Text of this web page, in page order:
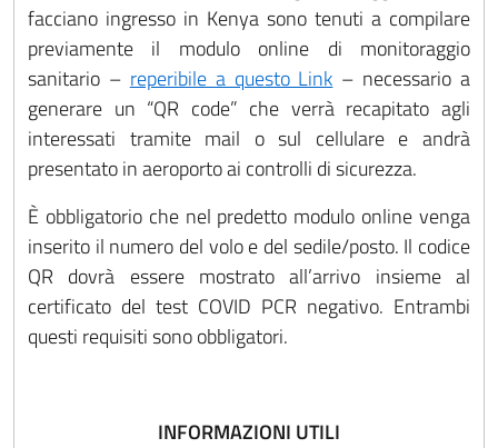
facciano ingresso in Kenya sono tenuti a compilare
previamente il modulo online di monitoraggio
sanitario – reperibile a questo Link – necessario a
generare un “QR code” che verrà recapitato agli
interessati tramite mail o sul cellulare e andrà
presentato in aeroporto ai controlli di sicurezza.
È obbligatorio che nel predetto modulo online venga
inserito il numero del volo e del sedile/posto. Il codice
QR dovrà essere mostrato all’arrivo insieme al
certificato del test COVID PCR negativo. Entrambi
questi requisiti sono obbligatori.
INFORMAZIONI UTILI